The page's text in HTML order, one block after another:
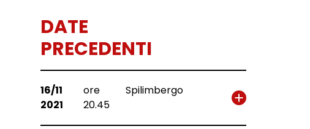
DATE
PRECEDENTI
16/11
2021
ore
20.45
Spilimbergo